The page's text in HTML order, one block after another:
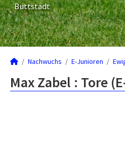
Buttstädt
Nachwuchs E-Junioren
Max Zabel : Tore